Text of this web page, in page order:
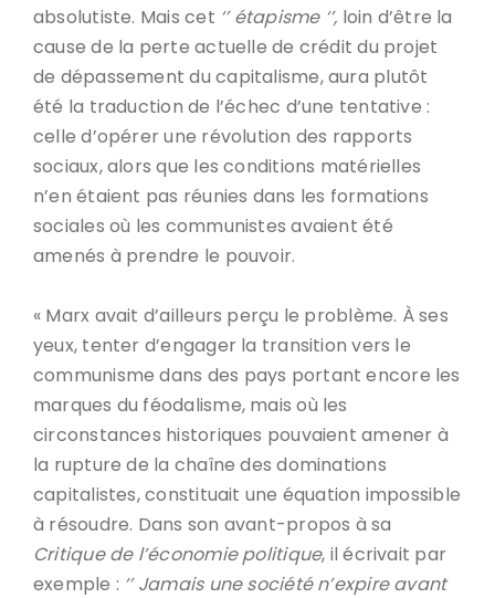
absolutiste. Mais cet ‘’ étapisme ‘’, loin d’être la
cause de la perte actuelle de crédit du projet
de dépassement du capitalisme, aura plutôt
été la traduction de l’échec d’une tentative :
celle d’opérer une révolution des rapports
sociaux, alors que les conditions matérielles
n’en étaient pas réunies dans les formations
sociales où les communistes avaient été
amenés à prendre le pouvoir.
« Marx avait d’ailleurs perçu le problème. À ses
yeux, tenter d’engager la transition vers le
communisme dans des pays portant encore les
marques du féodalisme, mais où les
circonstances historiques pouvaient amener à
la rupture de la chaîne des dominations
capitalistes, constituait une équation impossible
à résoudre. Dans son avant-propos à sa
Critique de l’économie politique, il écrivait par
exemple : ‘’ Jamais une société n’expire avant